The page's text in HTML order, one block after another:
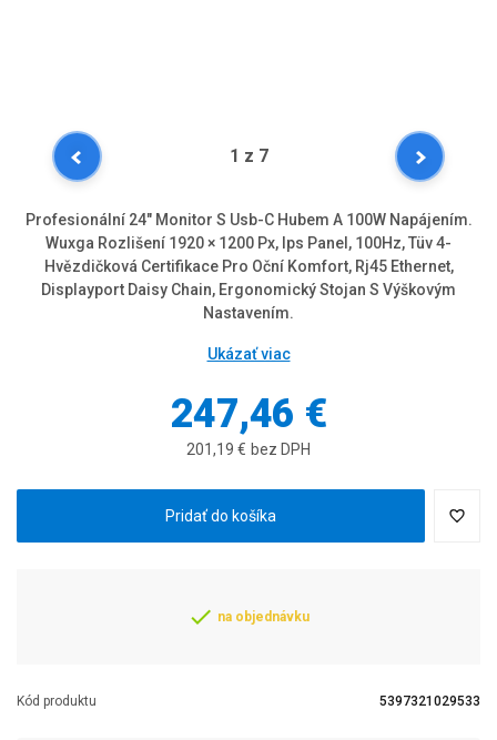
1 z 7
Profesionální 24" Monitor S Usb-C Hubem A 100W Napájením.
Wuxga Rozlišení 1920 × 1200 Px, Ips Panel, 100Hz, Tüv 4-
Hvězdičková Certifikace Pro Oční Komfort, Rj45 Ethernet,
Displayport Daisy Chain, Ergonomický Stojan S Výškovým
Nastavením.
Ukázať viac
247,46 €
201,19 € bez DPH
Pridať do košíka
na objednávku
Kód produktu 5397321029533